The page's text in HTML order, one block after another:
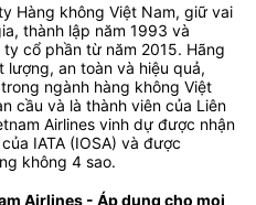
Hàng không Việt Nam, giữ vai
thành lập năm 1993 và
cổ phần từ năm 2015. Hãng
an toàn và hiệu quả,
ngành hàng không Việt
cầu và là thành viên của Liên
Airlines vinh dự được nhận
IATA (IOSA) và được
không 4 sao.
Airlines - Áp dụng cho mọi